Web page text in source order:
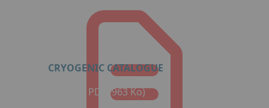
CRYOGENIC CATALOGUE
Format : PDF (963 Ko)